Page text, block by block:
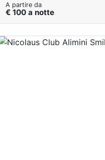
A partire da
€ 100 a notte